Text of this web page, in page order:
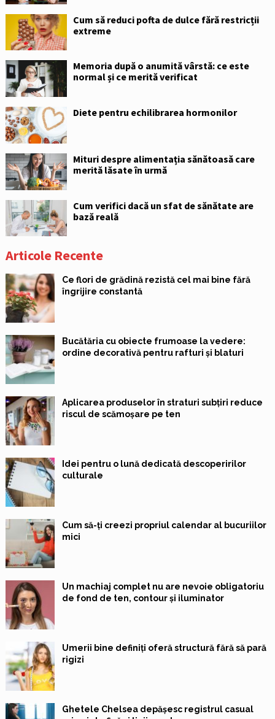
Cum să reduci pofta de dulce fără restricții
extreme
Memoria după o anumită vârstă: ce este
normal și ce merită verificat
Diete pentru echilibrarea hormonilor
Mituri despre alimentația sănătoasă care
merită lăsate în urmă
Cum verifici dacă un sfat de sănătate are
bază reală
Articole Recente
Ce flori de grădină rezistă cel mai bine fără
îngrijire constantă
Bucătăria cu obiecte frumoase la vedere:
ordine decorativă pentru rafturi și blaturi
Aplicarea produselor în straturi subțiri reduce
riscul de scămoșare pe ten
Idei pentru o lună dedicată descoperirilor
culturale
Cum să-ți creezi propriul calendar al bucuriilor
mici
Un machiaj complet nu are nevoie obligatoriu
de fond de ten, contour și iluminator
Umerii bine definiți oferă structură fără să pară
rigizi
Ghetele Chelsea depășesc registrul casual